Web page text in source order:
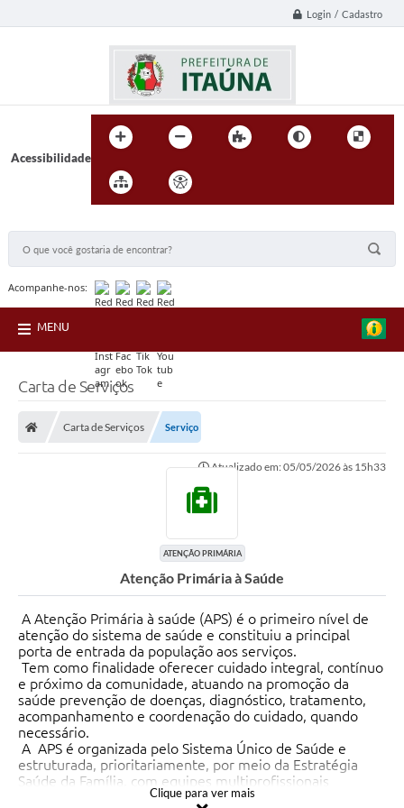
Login / Cadastro
Acessibilidade
Acompanhe-nos:
MENU
Carta de Serviços
Carta de Serviços Serviço
Atualizado em: 05/05/2026 às 15h33
ATENÇÃO PRIMÁRIA
Atenção Primária à Saúde
A Atenção Primária à saúde (APS) é o primeiro nível de
atenção do sistema de saúde e constituiu a principal
porta de entrada da população aos serviços.
Tem como finalidade oferecer cuidado integral, contínuo
e próximo da comunidade, atuando na promoção da
saúde prevenção de doenças, diagnóstico, tratamento,
acompanhamento e coordenação do cuidado, quando
necessário.
A APS é organizada pelo Sistema Único de Saúde e
estruturada, prioritariamente, por meio da Estratégia
Saúde da Família, com equipes multiprofissionais
responsáveis por territórios definidos pela população
Clique para ver mais